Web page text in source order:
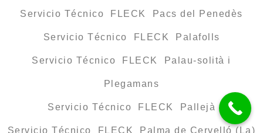
Servicio Técnico FLECK Pacs del Penedès
Servicio Técnico FLECK Palafolls
Servicio Técnico FLECK Palau-solità i
Plegamans
Servicio Técnico FLECK Pallejà
Servicio Técnico FLECK Palma de Cervelló (La)